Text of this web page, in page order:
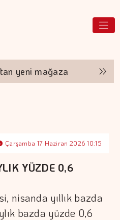
yeni mağaza
Çarşamba 17 Haziran 2026 10:15
YÜZDE 0,6
nisanda yıllık bazda
bazda yüzde 0,6